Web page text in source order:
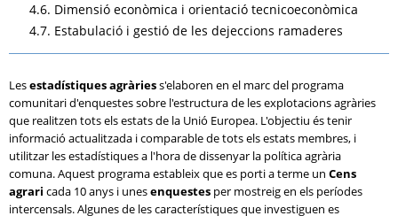
4.6. Dimensió econòmica i orientació tecnicoeconòmica
4.7. Estabulació i gestió de les dejeccions ramaderes
Lesestadístiques agràriess'elaboren en el marc del programa
comunitari d'enquestes sobre l'estructura de les explotacions agràries
que realitzen tots els estats de la Unió Europea. L'objectiu és tenir
informació actualitzada i comparable de tots els estats membres, i
utilitzar les estadístiques a l'hora de dissenyar la política agrària
comuna. Aquest programa estableix que es porti a terme un Cens
agrari cada 10 anys i unesenquestes per mostreig en els períodes
intercensals. Algunes de les característiques que investiguen es